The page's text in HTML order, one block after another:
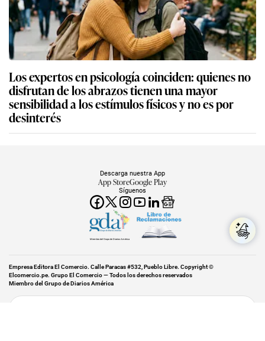
Los expertos en psicología coinciden: quienes no
disfrutan de los abrazos tienen una mayor
sensibilidad a los estímulos físicos y no es por
desinterés
Síguenos
Descarga nuestra App
App StoreGoogle Play
Miembro del Grupo de Diarios América
Empresa Editora El Comercio. Calle Paracas #532, Pueblo Libre. Copyright ©
Elcomercio.pe. Grupo El Comercio — Todos los derechos reservados
Miembro del Grupo de Diarios América